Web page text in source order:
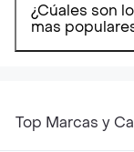
¿Cúales son
mas
Top Marcas y